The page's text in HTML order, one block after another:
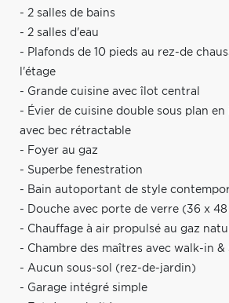
- 2 salles de bains
- 2 salles d'eau
- Plafonds de 10 pieds au rez-de
l'étage
- Grande cuisine avec îlot central
- Évier de cuisine double sous plan
avec bec rétractable
- Foyer au gaz
- Superbe fenestration
- Bain autoportant de style
- Douche avec porte de verre (36 x
- Chauffage à air propulsé au gaz
- Chambre des maîtres avec walk-in &
- Aucun sous-sol (rez-de-jardin)
- Garage intégré simple